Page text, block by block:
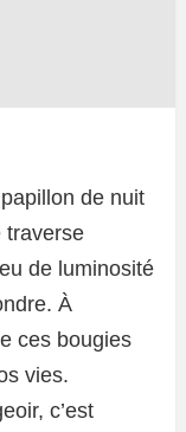
de nuit
traverse
de luminosité
À
ces bougies
vies.
c’est